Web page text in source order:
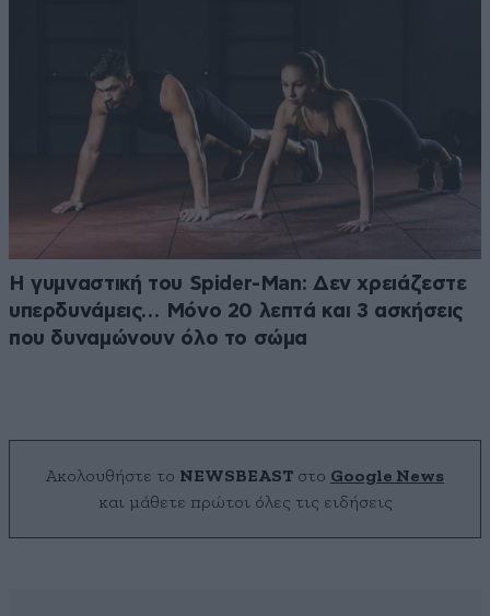
Η γυμναστική του Spider-Man: Δεν χρειάζεστε
υπερδυνάμεις… Μόνο 20 λεπτά και 3 ασκήσεις
που δυναμώνουν όλο το σώμα
Ακολουθήστε το NEWSBEAST στο Google News
και μάθετε πρώτοι όλες τις ειδήσεις